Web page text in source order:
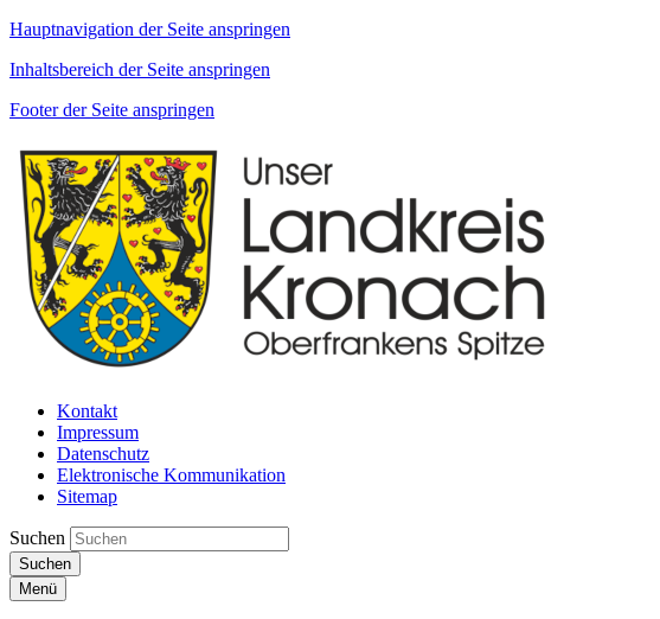
Hauptnavigation der Seite anspringen
Inhaltsbereich der Seite anspringen
Footer der Seite anspringen
Kontakt
Impressum
Datenschutz
Elektronische Kommunikation
Sitemap
Suchen
Suchen
Menü